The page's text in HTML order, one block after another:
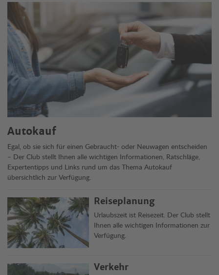
Themen
Autokauf
Egal, ob sie sich für einen Gebraucht- oder Neuwagen entscheiden
– Der Club stellt Ihnen alle wichtigen Informationen, Ratschläge,
Expertentipps und Links rund um das Thema Autokauf
übersichtlich zur Verfügung.
Reiseplanung
Urlaubszeit ist Reisezeit. Der Club stellt
Ihnen alle wichtigen Informationen zur
Verfügung.
Verkehr